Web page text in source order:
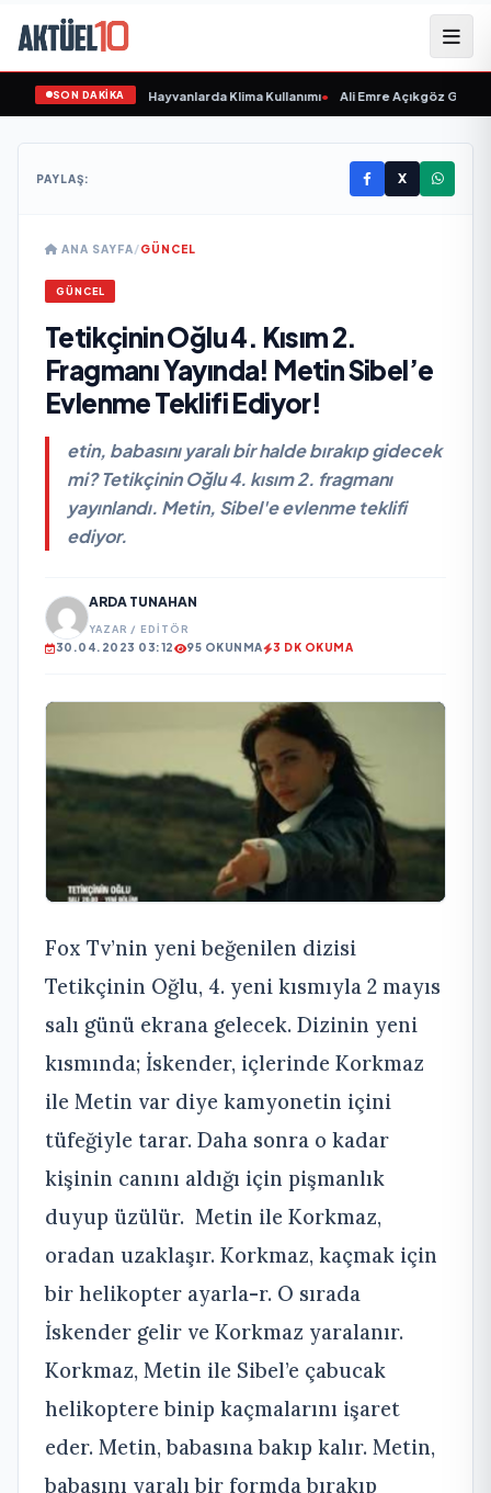
SON DAKİKA
Etmeyin: Evcil Hayvanlarda Klima Kullanımı• Ali Emre Açıkgöz Galimidi,
PAYLAŞ: X
ANA SAYFA/GÜNCEL
GÜNCEL
Tetikçinin Oğlu 4. Kısım 2.
Fragmanı Yayında! Metin Sibel’e
Evlenme Teklifi Ediyor!
etin, babasını yaralı bir halde bırakıp gidecek
mi? Tetikçinin Oğlu 4. kısım 2. fragmanı
yayınlandı. Metin, Sibel'e evlenme teklifi
ediyor.
ARDA TUNAHAN
YAZAR / EDITÖR
30.04.2023 03:12 95 OKUNMA 3 DK OKUMA
Fox Tv’nin yeni beğenilen dizisi
Tetikçinin Oğlu, 4. yeni kısmıyla 2 mayıs
salı günü ekrana gelecek. Dizinin yeni
kısmında; İskender, içlerinde Korkmaz
ile Metin var diye kamyonetin içini
tüfeğiyle tarar. Daha sonra o kadar
kişinin canını aldığı için pişmanlık
duyup üzülür. Metin ile Korkmaz,
oradan uzaklaşır. Korkmaz, kaçmak için
bir helikopter ayarla-r. O sırada
İskender gelir ve Korkmaz yaralanır.
Korkmaz, Metin ile Sibel’e çabucak
helikoptere binip kaçmalarını işaret
eder. Metin, babasına bakıp kalır. Metin,
babasını yaralı bir formda bırakıp